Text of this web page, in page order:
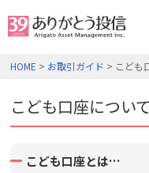
HOME > お取引ガイド > こども
こども口座について
こども口座とは…